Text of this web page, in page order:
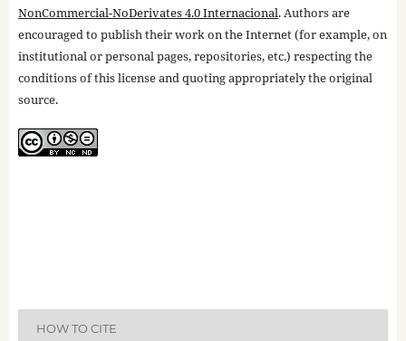
NonCommercial-NoDerivates 4.0 Internacional. Authors are
encouraged to publish their work on the Internet (for example, on
institutional or personal pages, repositories, etc.) respecting the
conditions of this license and quoting appropriately the original
source.
HOW TO CITE